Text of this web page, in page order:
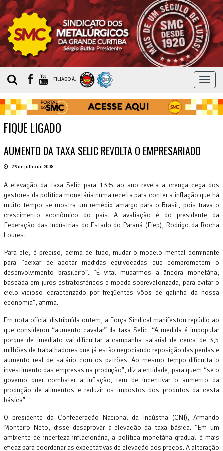
MENU
FILIADO À:
FIQUE LIGADO
AUMENTO DA TAXA SELIC REVOLTA O EMPRESARIADO
25 de julho de 2008
A elevação da taxa Selic para 13% ao ano revela a crença cega dos
gestores da política monetária numa receita para conter a inflação que há
muito tempo se mostra um remédio amargo para o Brasil, pois trava o
crescimento econômico do país. A avaliação é do presidente da
Federação das Indústrias do Estado do Paraná (Fiep), Rodrigo da Rocha
Loures.
Para ele, é preciso, acima de tudo, mudar o modelo mental dominante
para “deixar de adotar medidas equivocadas que comprometem o
desenvolvimento brasileiro”. “É vital mudarmos a âncora monetária,
baseada em juros estratosféricos e moeda sobrevalorizada, para evitar o
ciclo vicioso caracterizado por freqüentes vôos de galinha da nossa
economia”, afirma.
Em nota oficial distribuída ontem, a Força Sindical manifestou repúdio ao
que considerou “aumento cavalar” da taxa Selic. “A medida é impopular
porque de imediato vai dificultar a campanha salarial de cerca de 3,5
milhões de trabalhadores que já estão negociando reposição das perdas e
aumento real de salário com os patrões. Ao mesmo tempo dificulta o
investimento das empresas na produção”, diz a entidade, para quem “se o
governo quer combater a inflação, tem de incentivar o aumento da
produção de alimentos e reduzir os impostos dos produtos da cesta
básica”.
O presidente da Confederação Nacional da Indústria (CNI), Armando
Monteiro Neto, disse desaprovar a elevação da taxa básica. “Em um
ambiente de incerteza inflacionária, a política monetária gradual é mais
eficaz para coordenar as expectativas de elevação dos preços. A alteração